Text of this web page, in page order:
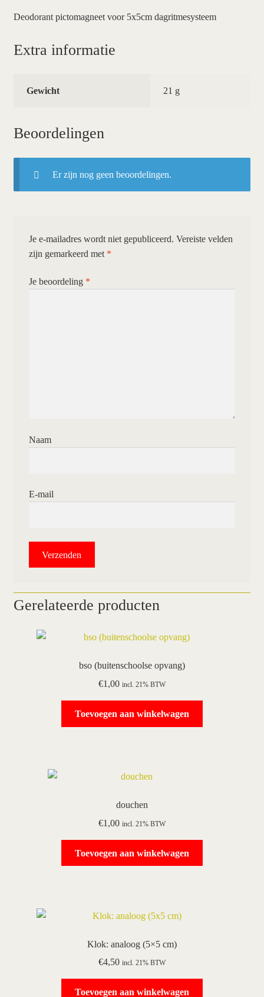
Deodorant pictomagneet voor 5x5cm dagritmesysteem
Extra informatie
Gewicht 21 g
Beoordelingen
Er zijn nog geen beoordelingen.
Je e-mailadres wordt niet gepubliceerd. Vereiste velden
zijn gemarkeerd met *
Je beoordeling *
Naam
E-mail
Gerelateerde producten
bso (buitenschoolse opvang)
€1,00 incl. 21% BTW
Toevoegen aan winkelwagen
douchen
€1,00 incl. 21% BTW
Toevoegen aan winkelwagen
Klok: analoog (5×5 cm)
€4,50 incl. 21% BTW
Toevoegen aan winkelwagen